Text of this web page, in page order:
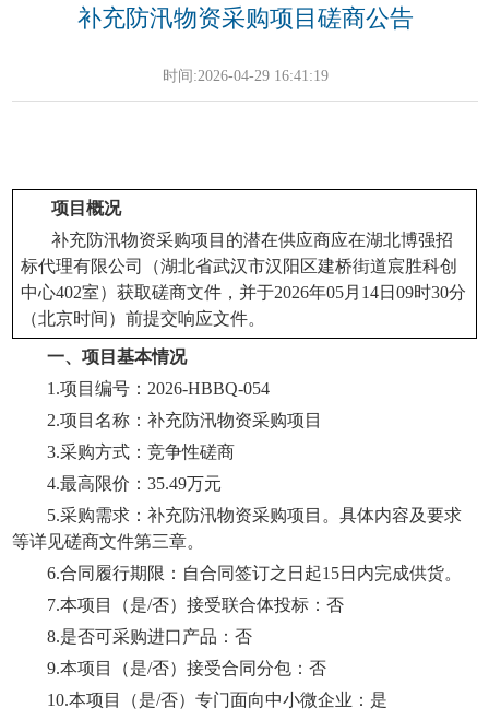
补充防汛物资采购项目磋商公告
时间:2026-04-29 16:41:19
项目概况
补充防汛物资采购项目 的潜在供应商应在湖北博强招
标代理有限公司
（湖北省武汉市汉阳区建桥街道宸胜科创
中心402室）获取磋商文件，并于2026年05月14日09时30分
（北京时间）前提交响应文件。
一、项目基本情况
1.项目编号 ： 2026-HBBQ-054
2.项目名称：补充防汛物资采购项目
3.采购方式：竞争性磋商
4.最高限价：35.49万元
5.采购需求：补充防汛物资采购项目 。具体内容及要求
等详见磋商文件第三章。
6.合同履行期限 ： 自合同签订之日起15日内完成供货。
7.本项目（是/否）接受联合体投标：否
8.是否可采购进口产品：否
9.本项目（是/否）接受合同分包：否
10.本项目（是/否）专门面向中小微企业 ： 是